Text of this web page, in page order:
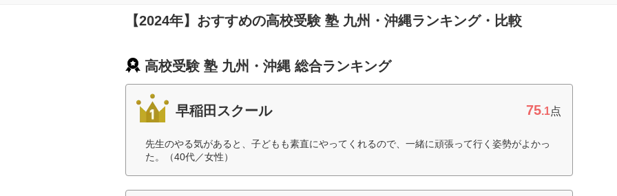
【2024年】おすすめの高校受験 塾 九州・沖縄ランキング・比較
高校受験 塾 九州・沖縄 総合ランキング
早稲田スクール 75.1点
先生のやる気があると、子どもも素直にやってくれるので、一緒に頑張って行く姿勢がよかっ
た。（40代／女性）